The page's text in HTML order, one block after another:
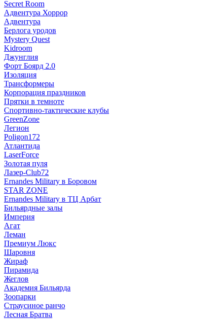
Secret Room
Адвентура Хоррор
Адвентура
Берлога уродов
Mystery Quest
Kidroom
Джунглия
Форт Боярд 2.0
Изоляция
Трансформеры
Корпорация праздников
Прятки в темноте
Спортивно-тактические клубы
GreenZone
Легион
Poligon172
Атлантида
LaserForce
Золотая пуля
Лазер-Club72
Ernandes Military в Боровом
STAR ZONE
Ernandes Military в ТЦ Арбат
Бильярдные залы
Империя
Агат
Леман
Премиум Люкс
Шаровня
Жираф
Пирамида
Жеглов
Академия Бильярда
Зоопарки
Страусиное ранчо
Лесная Братва